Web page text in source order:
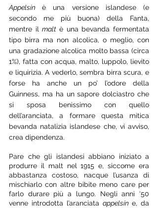
Appelsín è una versione islandese (e
secondo me più buona) della Fanta,
mentre il malt è una bevanda fermentata
tipo birra ma non alcolica, o meglio, con
una gradazione alcolica molto bassa (circa
1%), fatta con acqua, malto, luppolo, lievito
e liquirizia. A vederlo, sembra birra scura, e
forse ha anche un po’ l’odore della
Guinness, ma ha un sapore dolciastro che
si sposa benissimo con quello
dell’aranciata, a formare questa mitica
bevanda natalizia islandese che, vi avviso,
crea dipendenza.
Pare che gli islandesi abbiano iniziato a
produrre il malt nel 1915 e, siccome era
abbastanza costoso, nacque l’usanza di
mischiarlo con altre bibite meno care per
farlo durare più a lungo. Negli anni ‘50
venne introdotta l’aranciata appelsín e, da